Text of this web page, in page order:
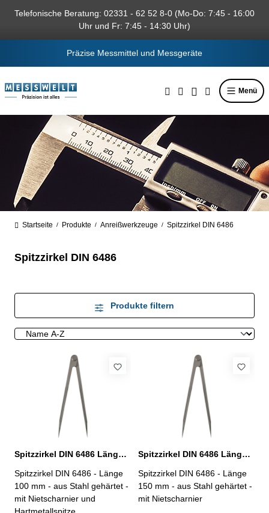
springen
Telefonische Beratung: 02331 - 62 52 8-0 (Mo-Do: 7:45 - 16:00
Uhr und Fr: 7:45 - 14:30 Uhr)
Präzise Messmittel und Messgeräte
Menü
Startseite / Produkte / Anreißwerkzeuge / Spitzzirkel DIN 6486
Spitzzirkel DIN 6486
Produkte filtern
Spitzzirkel DIN 6486 Länge 100 mm
Spitzzirkel DIN 6486 - Länge
100 mm - aus Stahl gehärtet -
mit Nietscharnier und
Spitzzirkel DIN 6486 Länge 150 mm
Spitzzirkel DIN 6486 - Länge
150 mm - aus Stahl gehärtet -
mit Nietscharnier